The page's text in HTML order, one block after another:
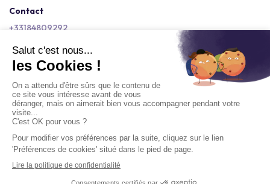
Contact
+33184809292
Copyright © 2026 Kactus Tous droits réservés
Conditions générales d'utilisation
Mentions légales
Signaler un contenu